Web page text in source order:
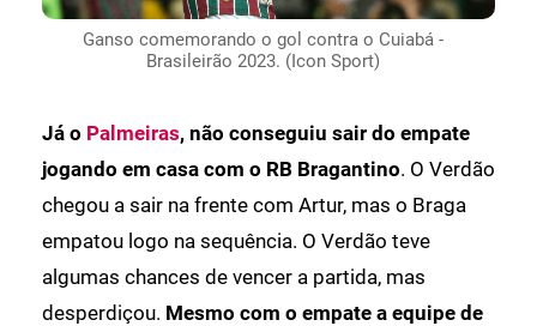
Ganso comemorando o gol contra o Cuiabá -
Brasileirão 2023. (Icon Sport)
Já o Palmeiras, não conseguiu sair do empate
jogando em casa com o RB Bragantino. O Verdão
chegou a sair na frente com Artur, mas o Braga
empatou logo na sequência. O Verdão teve
algumas chances de vencer a partida, mas
desperdiçou. Mesmo com o empate a equipe de